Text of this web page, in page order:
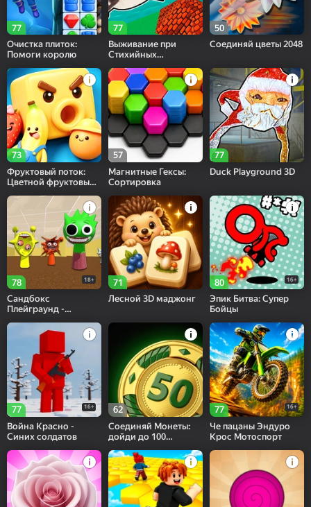
77
Очистка плиток:
Помоги королю
77
Выживание при
Стихийных
50
Соединяй цветы 2048
73
Фруктовый поток:
Цветной фруктовый
57
Магнитные Гексы:
Сортировка
77
Duck Playground 3D
78 18+
Сандбокс
Плейграунд -
71
Лесной 3D маджонг
80 16+
Эпик Битва: Супер
Бойцы
77 16+
Война Красно -
Синих солдатов
62
Соединяй Монеты:
дойди до 100
77 16+
Че пацаны Эндуро
Крос Мотоспорт